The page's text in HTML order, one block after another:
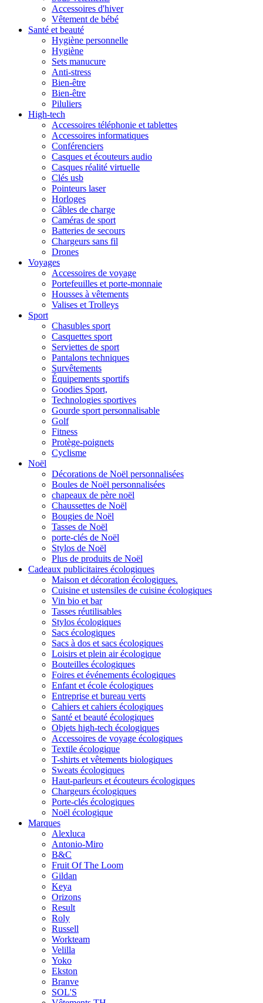
Accessoires d'hiver
Vêtement de bébé
Santé et beauté
Hygiène personnelle
Hygiène
Sets manucure
Anti-stress
Bien-être
Bien-être
Piluliers
High-tech
Accessoires téléphonie et tablettes
Accessoires informatiques
Conférenciers
Casques et écouteurs audio
Casques réalité virtuelle
Clés usb
Pointeurs laser
Horloges
Câbles de charge
Caméras de sport
Batteries de secours
Chargeurs sans fil
Drones
Voyages
Accessoires de voyage
Portefeuilles et porte-monnaie
Housses à vêtements
Valises et Trolleys
Sport
Chasubles sport
Casquettes sport
Serviettes de sport
Pantalons techniques
Survêtements
Équipements sportifs
Goodies Sport,
Technologies sportives
Gourde sport personnalisable
Golf
Fitness
Protège-poignets
Cyclisme
Noël
Décorations de Noël personnalisées
Boules de Noël personnalisées
chapeaux de père noël
Chaussettes de Noël
Bougies de Noël
Tasses de Noël
porte-clés de Noël
Stylos de Noël
Plus de produits de Noël
Cadeaux publicitaires écologiques
Maison et décoration écologiques.
Cuisine et ustensiles de cuisine écologiques
Vin bio et bar
Tasses réutilisables
Stylos écologiques
Sacs écologiques
Sacs à dos et sacs écologiques
Loisirs et plein air écologique
Bouteilles écologiques
Foires et événements écologiques
Enfant et école écologiques
Entreprise et bureau verts
Cahiers et cahiers écologiques
Santé et beauté écologiques
Objets high-tech écologiques
Accessoires de voyage écologiques
Textile écologique
T-shirts et vêtements biologiques
Sweats écologiques
Haut-parleurs et écouteurs écologiques
Chargeurs écologiques
Porte-clés écologiques
Noël écologique
Marques
Alexluca
Antonio-Miro
B&C
Fruit Of The Loom
Gildan
Keya
Orizons
Result
Roly
Russell
Workteam
Velilla
Yoko
Ekston
Branve
SOL'S